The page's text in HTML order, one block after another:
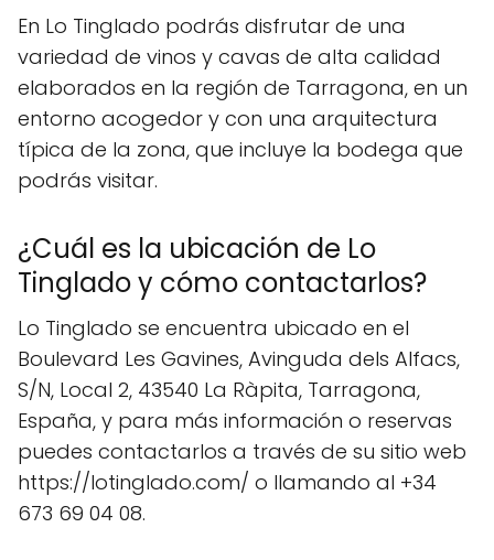
En Lo Tinglado podrás disfrutar de una
variedad de vinos y cavas de alta calidad
elaborados en la región de Tarragona, en un
entorno acogedor y con una arquitectura
típica de la zona, que incluye la bodega que
podrás visitar.
¿Cuál es la ubicación de Lo
Tinglado y cómo contactarlos?
Lo Tinglado se encuentra ubicado en el
Boulevard Les Gavines, Avinguda dels Alfacs,
S/N, Local 2, 43540 La Ràpita, Tarragona,
España, y para más información o reservas
puedes contactarlos a través de su sitio web
https://lotinglado.com/ o llamando al +34
673 69 04 08.